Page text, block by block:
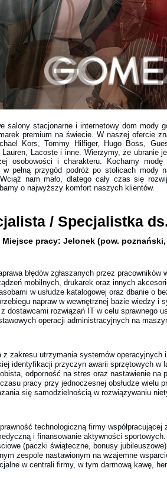
salony stacjonarne i internetowy dom mody
premium na świecie. W naszej ofercie
Kors, Tommy Hilfiger, Hugo Boss,
Lauren, Lacoste i inne. Wierzymy, że
osobowości i charakteru. Kochamy
w pełną przygód podróż po stolicach mody
nam mało, dlatego cały czas się
o najwyższy komfort naszych klientów.
/ Specjalistka
Miejsce pracy: Jelonek (pow.
błędów zgłaszanych przez pracowników
mobilnych, drukarek oraz innych
w usłudze katalogowej oraz dbanie o
napraw w wewnętrznej bazie wiedzy i
dostawcami rozwiązań IT w celu sprawnego
operacji administracyjnych na
z zakresu utrzymania systemów operacyjnych
identyfikacji przyczyn awarii sprzętowych w
odporność na stres oraz nastawienie na
pracy przy jednoczesnej obsłudze wielu
się samodzielnością w rozwiązywaniu
technologiczną firmy współpracującej
i finansowanie aktywności sportowych.
(paczki świąteczne, bonusy jubileuszowe).
zespole nastawionym na wzajemne
w centrali firmy, w tym darmową kawę,